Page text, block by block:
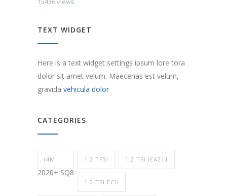
TEXT WIDGET
Here is a text widget settings ipsum lore tora
dolor sit amet velum. Maecenas est velum,
gravida vehicula dolor
CATEGORIES
(4M
2020+ SQ8
1.2 TFSI 1.2 TSI (EA211
1.2 TSI ECU